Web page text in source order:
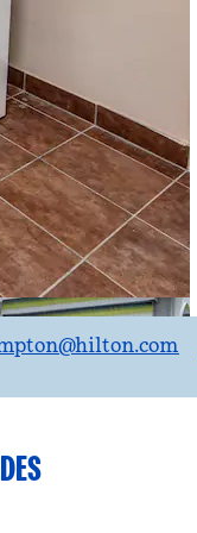
@hilton.com